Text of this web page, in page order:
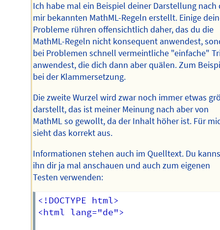
Ich habe mal ein Beispiel deiner Darstellung nach
mir bekannten MathML-Regeln erstellt. Einige
Probleme rühren offensichtlich daher, das du die
MathML-Regeln nicht konsequent anwendest,
bei Problemen schnell vermeintliche "einfache"
anwendest, die dich dann aber quälen. Zum
bei der Klammersetzung.
Die zweite Wurzel wird zwar noch immer etwas
darstellt, das ist meiner Meinung nach aber von
MathML so gewollt, da der Inhalt höher ist. Für
sieht das korrekt aus.
Informationen stehen auch im Quelltext. Du
ihn dir ja mal anschauen und auch zum eigenen
Testen verwenden:
<!DOCTYPE html>
<html lang="de">